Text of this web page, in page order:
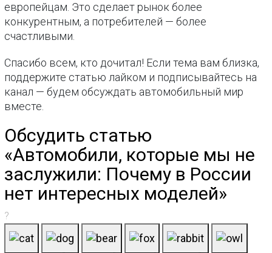
европейцам. Это сделает рынок более
конкурентным, а потребителей — более
счастливыми.
Спасибо всем, кто дочитал! Если тема вам близка,
поддержите статью лайком и подписывайтесь на
канал — будем обсуждать автомобильный мир
вместе.
Обсудить статью
«Автомобили, которые мы не
заслужили: Почему в России
нет интересных моделей»
?